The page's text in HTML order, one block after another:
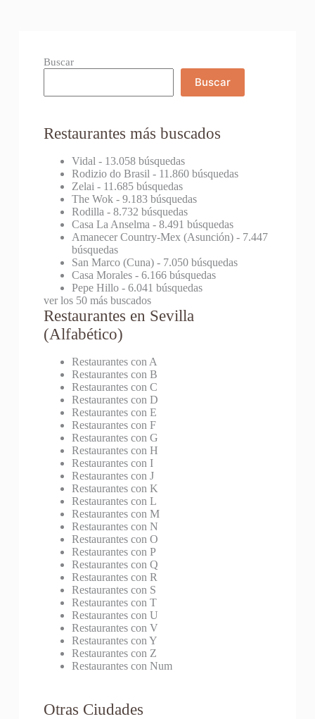
Buscar
Buscar
Restaurantes más buscados
Vidal - 13.058 búsquedas
Rodizio do Brasil - 11.860 búsquedas
Zelai - 11.685 búsquedas
The Wok- 9.183 búsquedas
Rodilla - 8.732 búsquedas
Casa La Anselma - 8.491 búsquedas
Amanecer Country-Mex (Asunción)- 7.447
búsquedas
San Marco (Cuna)- 7.050 búsquedas
Casa Morales- 6.166 búsquedas
Pepe Hillo- 6.041 búsquedas
ver los 50 más buscados
Restaurantes en Sevilla
(Alfabético)
Restaurantes con A
Restaurantes con B
Restaurantes con C
Restaurantes con D
Restaurantes con E
Restaurantes con F
Restaurantes con G
Restaurantes con H
Restaurantes con I
Restaurantes con J
Restaurantes con K
Restaurantes con L
Restaurantes con M
Restaurantes con N
Restaurantes con O
Restaurantes con P
Restaurantes con Q
Restaurantes con R
Restaurantes con S
Restaurantes con T
Restaurantes con U
Restaurantes con V
Restaurantes con Y
Restaurantes con Z
Restaurantes con Num
Otras Ciudades